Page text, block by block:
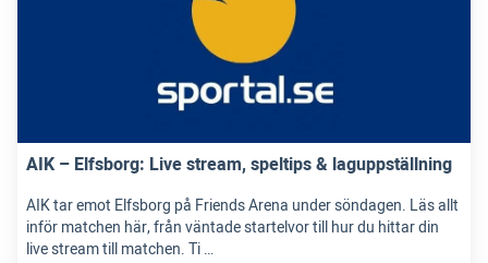
AIK – Elfsborg: Live stream, speltips & laguppställning
AIK tar emot Elfsborg på Friends Arena under söndagen. Läs allt
inför matchen här, från väntade startelvor till hur du hittar din
live stream till matchen. Ti …